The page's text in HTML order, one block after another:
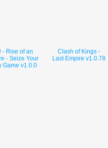
- Rise of an
- Seize Your
Game v1.0.0
Clash of Kings -
Last Empire v1.0.78